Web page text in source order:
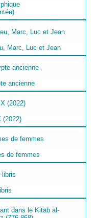
Marc, Luc et Jean
ancienne
(2022)
de femmes